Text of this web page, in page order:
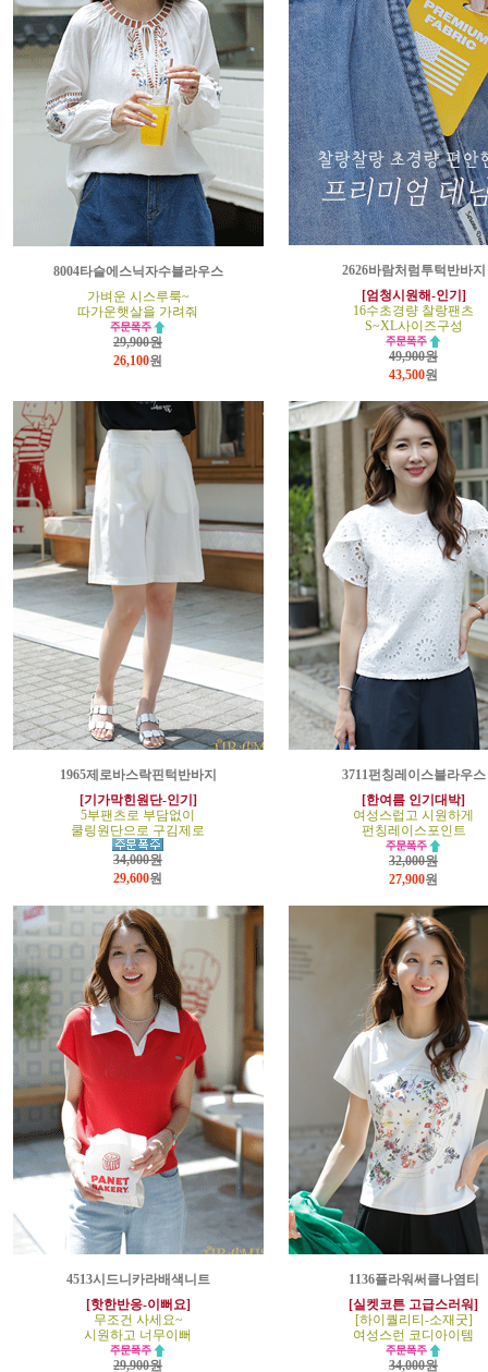
8004타슬에스닉자수블라우스
가벼운 시스루룩~
따가운햇살을 가려줘
29,900원
26,100원
2626바람처럼투턱반바지
[엄청시원해-인기]
16수초경량 찰랑팬츠
S~XL사이즈구성
49,900원
43,500원
1965제로바스락핀턱반바지
[기가막힌원단-인기]
5부팬츠로 부담없이
쿨링원단으로 구김제로
34,000원
29,600원
3711펀칭레이스블라우스
[한여름 인기대박]
여성스럽고 시원하게
펀칭레이스포인트
32,000원
27,900원
4513시드니카라배색니트
[핫한반응-이뻐요]
무조건 사세요~
시원하고 너무이뻐
29,900원
1136플라워써클나염티
[실켓코튼 고급스러워]
[하이퀄리티-소재굿]
여성스런 코디아이템
34,000원